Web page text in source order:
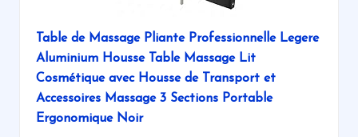
Table de Massage Pliante Professionnelle Legere
Aluminium Housse Table Massage Lit
Cosmétique avec Housse de Transport et
Accessoires Massage 3 Sections Portable
Ergonomique Noir